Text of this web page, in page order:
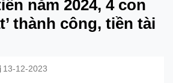
năm 2024, 4 con
thành công, tiền tài
13-12-2023